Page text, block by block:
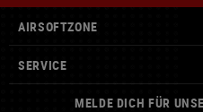
AIRSOFTZONE
SERVICE
MELDE DICH FÜR